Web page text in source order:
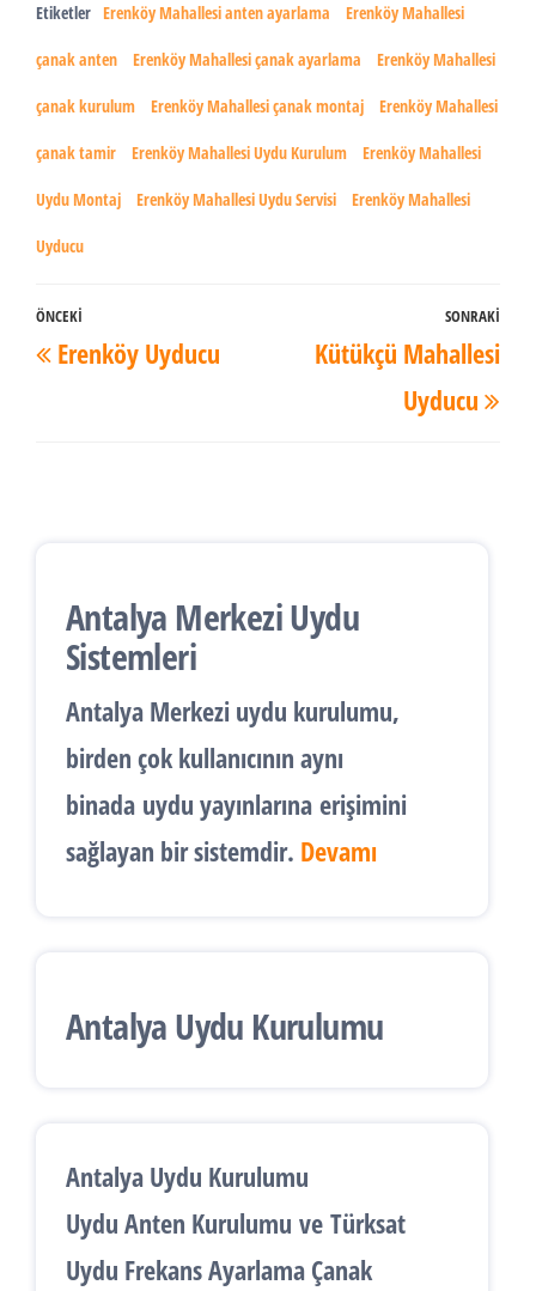
Etiketler Erenköy Mahallesi anten ayarlama Erenköy Mahallesi
çanak anten Erenköy Mahallesi çanak ayarlama Erenköy Mahallesi
çanak kurulum Erenköy Mahallesi çanak montaj Erenköy Mahallesi
çanak tamir Erenköy Mahallesi Uydu Kurulum Erenköy Mahallesi
Uydu Montaj Erenköy Mahallesi Uydu Servisi Erenköy Mahallesi
Uyducu
Yazı
dolaşımı
Önceki
Yazı
ÖNCEKI
Erenköy Uyducu
Yazı
SONRAKI
Kütükçü Mahallesi
Uyducu
Antalya Merkezi Uydu
Sistemleri
Antalya Merkezi uydu kurulumu,
birden çok kullanıcının aynı
binada uydu yayınlarına erişimini
sağlayan bir sistemdir. Devamı
Antalya Uydu Kurulumu
Antalya Uydu Kurulumu
Uydu Anten Kurulumu ve Türksat
Uydu Frekans Ayarlama Çanak